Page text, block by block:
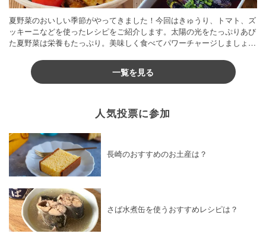
夏野菜のおいしい季節がやってきました！今回はきゅうり、トマト、ズ
ッキーニなどを使ったレシピをご紹介します。太陽の光をたっぷりあび
た夏野菜は栄養もたっぷり。美味しく食べてパワーチャージしましょう
一覧を見る
人気投票に参加
長崎のおすすめのお土産は？
さば水煮缶を使うおすすめレシピは？